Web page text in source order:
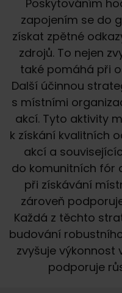
Poskytováním
zapojením se do
získat zpětné
zdrojů. To nejen
také pomáhá při
Další účinnou
s místními
akcí. Tyto aktivity
k získání kvalitních
akcí a
do komunitních fór
při získávání
zároveň
Každá z těchto
budování
zvyšuje
podporuje